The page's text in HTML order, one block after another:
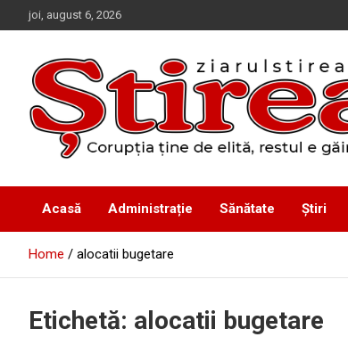
to
joi, august 6, 2026
Ziarul Știrea
Acasă Administrație Sănătate Știri
Home alocatii bugetare
Etichetă: alocatii bugetare